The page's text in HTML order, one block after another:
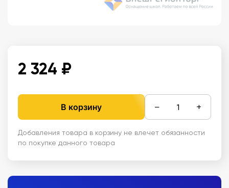
2 324 ₽
В корзину − +
Добавления товара в корзину не влечет обязанности
по покупке данного товара